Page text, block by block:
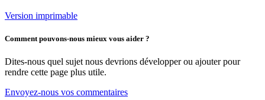
Version imprimable
Comment pouvons-nous mieux vous aider ?
Dites-nous quel sujet nous devrions développer ou ajouter pour
rendre cette page plus utile.
Envoyez-nous vos commentaires